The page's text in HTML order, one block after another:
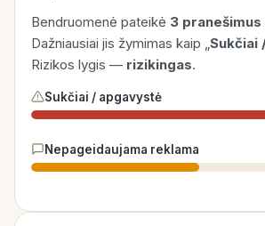
Bendruomenė pateikė 3 pranešimus
Dažniausiai jis žymimas kaip „ Sukčiai
Rizikos lygis — rizikingas.
Sukčiai / apgavystė
Nepageidaujama reklama